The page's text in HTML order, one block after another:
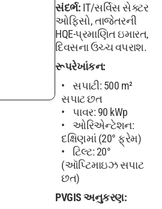
સંદર્ભ: IT/સર્વિસ સેક્ટર
ઓફિસો, તાજેતરની
HQE-પ્રમાણિત ઇમારત,
દિવસના ઉચ્ચ વપરાશ.
રૂપરેખાંકન:
સપાટી: 500 m²
સપાટ છત
પાવર: 90 kWp
ઓરિએન્ટેશન:
દક્ષિણમાં (20° ફ્રેમ)
ટિલ્ટ: 20°
(ઑપ્ટિમાઇઝ સપાટ
છત)
PVGIS અનુકરણ: